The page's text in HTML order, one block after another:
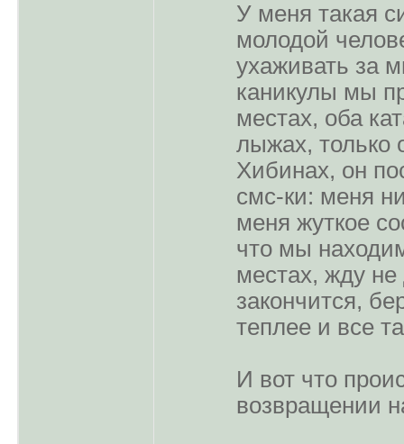
У меня такая
молодой
ухаживать за
каникулы мы
местах, оба
лыжах, только
Хибинах, он
смс-ки: меня
меня жуткое
что мы
местах, жду не
закончится,
теплее и все
И вот что
возвращении